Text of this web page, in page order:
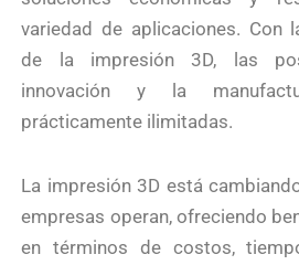
variedad de aplicaciones. Con
de la impresión 3D, las
innovación y la
prácticamente ilimitadas.
La impresión 3D está
empresas operan, ofreciendo
en términos de costos,